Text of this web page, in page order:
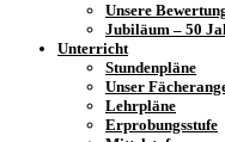
Unsere
Jubiläum – 50
Unterricht
Stundenpläne
Unser
Lehrpläne
Erprobungsstufe